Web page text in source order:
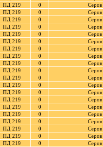
ПД 219 0
Серов
ПД 219 0
Серов
ПД 219 0
Серов
ПД 219 0
Серов
ПД 219 0
Серов
ПД 219 0
Серов
ПД 219 0
Серов
ПД 219 0
Серов
ПД 219 0
Серов
ПД 219 0
Серов
ПД 219 0
Серов
ПД 219 0
Серов
ПД 219 0
Серов
ПД 219 0
Серов
ПД 219 0
Серов
ПД 219 0
Серов
ПД 219 0
Серов
ПД 219 0
Серов
ПД 219 0
Серов
ПД 219 0
Серов